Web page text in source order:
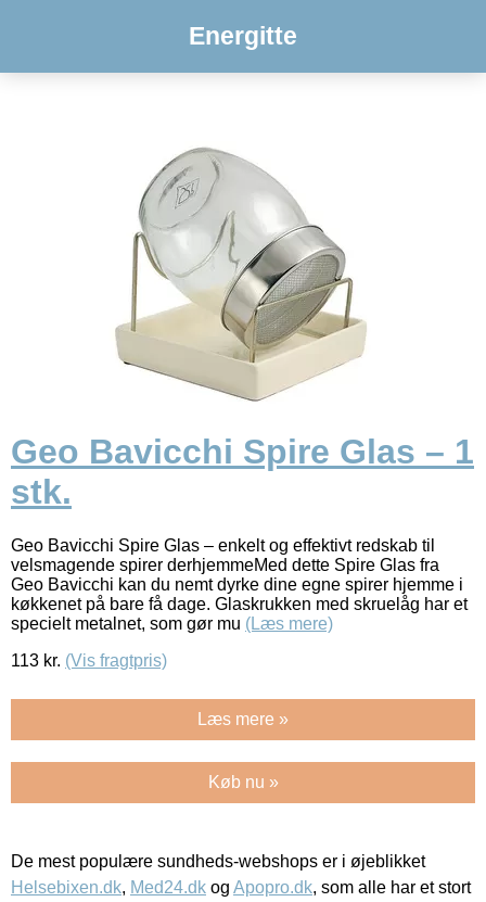
Energitte
Geo Bavicchi Spire Glas – 1
stk.
Geo Bavicchi Spire Glas – enkelt og effektivt redskab til
velsmagende spirer derhjemmeMed dette Spire Glas fra
Geo Bavicchi kan du nemt dyrke dine egne spirer hjemme i
køkkenet på bare få dage. Glaskrukken med skruelåg har et
specielt metalnet, som gør mu (Læs mere)
113 kr. (Vis fragtpris)
Læs mere »
Køb nu »
De mest populære sundheds-webshops er i øjeblikket
Helsebixen.dk, Med24.dk og Apopro.dk, som alle har et stort